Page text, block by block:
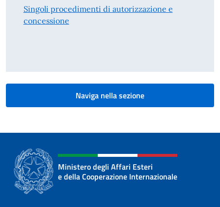
Singoli procedimenti di autorizzazione e
concessione
Naviga nella sezione
Ministero degli Affari Esteri
e della Cooperazione Internazionale